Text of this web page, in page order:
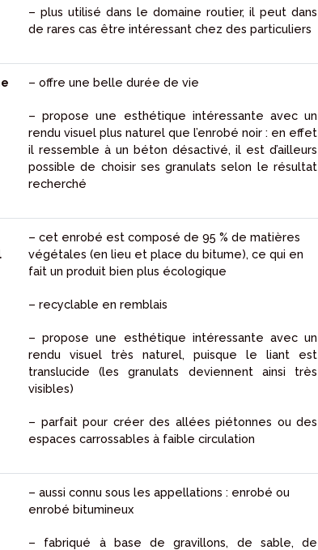
– plus utilisé dans le domaine routier, il peut dans
de rares cas être intéressant chez des particuliers
– offre une belle durée de vie
– propose une esthétique intéressante avec un
rendu visuel plus naturel que l’enrobé noir : en effet
il ressemble à un béton désactivé, il est d’ailleurs
possible de choisir ses granulats selon le résultat
recherché
– cet enrobé est composé de 95 % de matières
végétales (en lieu et place du bitume), ce qui en
fait un produit bien plus écologique
– recyclable en remblais
– propose une esthétique intéressante avec un
rendu visuel très naturel, puisque le liant est
translucide (les granulats deviennent ainsi très
visibles)
– parfait pour créer des allées piétonnes ou des
espaces carrossables à faible circulation
– aussi connu sous les appellations : enrobé ou
enrobé bitumineux
– fabriqué à base de gravillons, de sable, de